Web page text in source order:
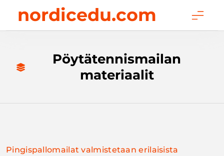
content
nordicedu.com
Pöytätennismailan
materiaalit
Pingispallomailat valmistetaan erilaisista